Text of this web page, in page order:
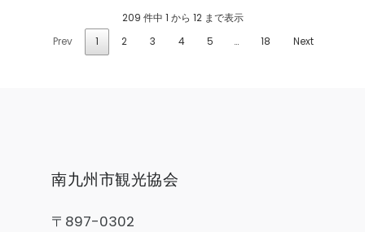
209 件中 1 から 12 まで表示
Prev
1 2 3 4 5 … 18 Next
南九州市観光協会
〒897-0302